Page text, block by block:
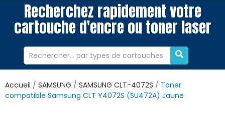
Recherchez rapidement votre
cartouche d'encre ou toner laser
Accueil SAMSUNG SAMSUNG CLT-4072S
Toner
compatible Samsung CLT Y4072S (SU472A) Jaune